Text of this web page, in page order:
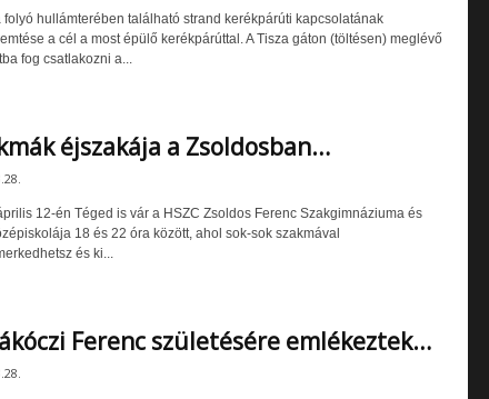
folyó hullámterében található strand kerékpárúti kapcsolatának
a cél a most épülő kerékpárúttal. A Tisza gáton (töltésen) meglévő
fog csatlakozni a...
éjszakája a Zsoldosban…
12-én Téged is vár a HSZC Zsoldos Ferenc Szakgimnáziuma és
18 és 22 óra között, ahol sok-sok szakmával
és ki...
Ferenc születésére emlékeztek…